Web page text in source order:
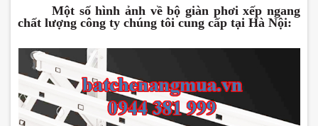
Một số hình ảnh về bộ giàn phơi xếp ngang
chất lượng công ty chúng tôi cung cấp tại Hà Nội: